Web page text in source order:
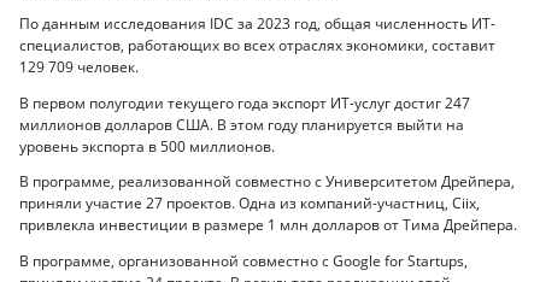
По данным исследования IDC за 2023 год, общая численность ИТ-
специалистов, работающих во всех отраслях экономики, составит
129 709 человек.
В первом полугодии текущего года экспорт ИТ-услуг достиг 247
миллионов долларов США. В этом году планируется выйти на
уровень экспорта в 500 миллионов.
В программе, реализованной совместно с Университетом Дрейпера,
приняли участие 27 проектов. Одна из компаний-участниц, Ciix,
привлекла инвестиции в размере 1 млн долларов от Тима Дрейпера.
В программе, организованной совместно с Google for Startups,